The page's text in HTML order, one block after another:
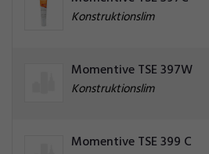
Konstruktionslim
Momentive TSE 397W
Konstruktionslim
Momentive TSE 399 C